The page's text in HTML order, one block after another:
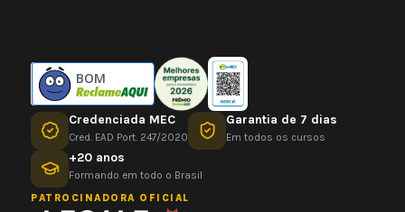
BOM
Credenciada MEC
Cred. EAD Port. 247/2020
Garantia de 7 dias
Em todos os cursos
+20 anos
Formando em todo o Brasil
PATROCINADORA OFICIAL